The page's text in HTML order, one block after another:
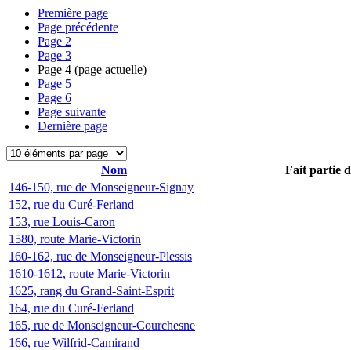
Première page
Page précédente
Page 2
Page 3
Page 4 (page actuelle)
Page 5
Page 6
Page suivante
Dernière page
Nom
Fait partie
146-150, rue de Monseigneur-Signay
152, rue du Curé-Ferland
153, rue Louis-Caron
1580, route Marie-Victorin
160-162, rue de Monseigneur-Plessis
1610-1612, route Marie-Victorin
1625, rang du Grand-Saint-Esprit
164, rue du Curé-Ferland
165, rue de Monseigneur-Courchesne
166, rue Wilfrid-Camirand